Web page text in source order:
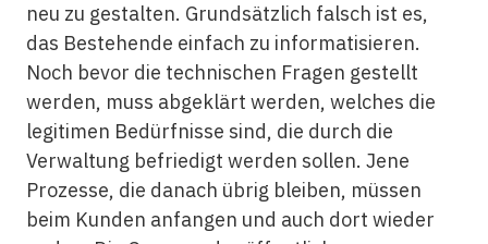
neu zu gestalten. Grundsätzlich falsch ist es,
das Bestehende einfach zu informatisieren.
Noch bevor die technischen Fragen gestellt
werden, muss abgeklärt werden, welches die
legitimen Bedürfnisse sind, die durch die
Verwaltung befriedigt werden sollen. Jene
Prozesse, die danach übrig bleiben, müssen
beim Kunden anfangen und auch dort wieder